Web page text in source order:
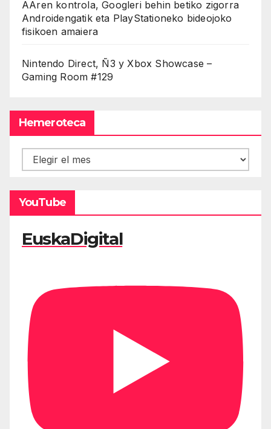
AAren kontrola, Googleri behin betiko zigorra
Androidengatik eta PlayStationeko bideojoko
fisikoen amaiera
Nintendo Direct, Ñ3 y Xbox Showcase –
Gaming Room #129
Hemeroteca
Hemeroteca
YouTube
EuskaDigital